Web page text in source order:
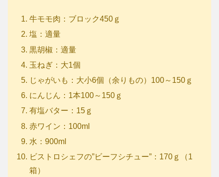
牛モモ肉：ブロック450ｇ
塩：適量
黒胡椒：適量
玉ねぎ：大1個
じゃがいも：大小6個（余りもの）100～150ｇ
にんじん：1本100～150ｇ
有塩バター：15ｇ
赤ワイン：100ml
水：900ml
ビストロシェフの”ビーフシチュー”：170ｇ（1
箱）